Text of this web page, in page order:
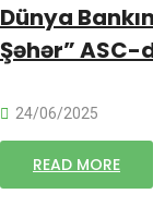
Dünya
Şəhər”
24/06/2025
READ MORE